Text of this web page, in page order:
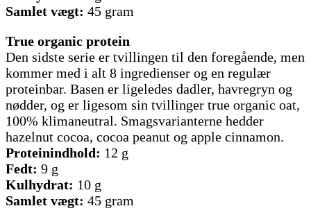
Samlet vægt: 45 gram
True organic protein
Den sidste serie er tvillingen til den foregående, men
kommer med i alt 8 ingredienser og en regulær
proteinbar. Basen er ligeledes dadler, havregryn og
nødder, og er ligesom sin tvillinger true organic oat,
100% klimaneutral. Smagsvarianterne hedder
hazelnut cocoa, cocoa peanut og apple cinnamon.
Proteinindhold: 12 g
Fedt: 9 g
Kulhydrat: 10 g
Samlet vægt: 45 gram